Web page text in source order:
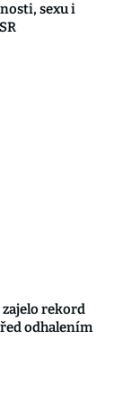
sexu i
rekord
odhalením